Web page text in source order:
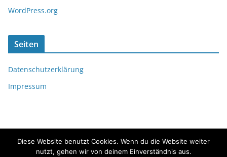
WordPress.org
Seiten
Datenschutzerklärung
Impressum
Diese Website benutzt Cookies. Wenn du die Website weiter
nutzt, gehen wir von deinem Einverständnis aus.